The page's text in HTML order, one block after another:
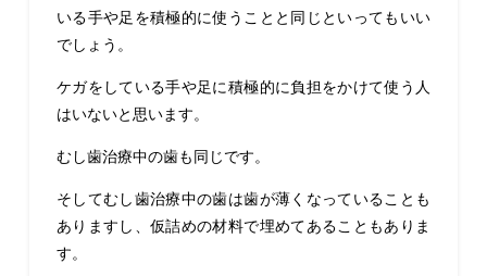
いる手や足を積極的に使うことと同じといってもいい
でしょう。
ケガをしている手や足に積極的に負担をかけて使う人
はいないと思います。
むし歯治療中の歯も同じです。
そしてむし歯治療中の歯は歯が薄くなっていることも
ありますし、仮詰めの材料で埋めてあることもありま
す。